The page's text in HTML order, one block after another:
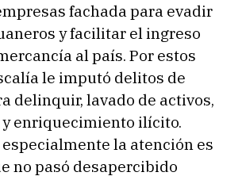
fachada para evadir
y facilitar el ingreso
al país. Por estos
le imputó delitos de
delinquir, lavado de activos,
enriquecimiento ilícito.
la atención es
no pasó desapercibido